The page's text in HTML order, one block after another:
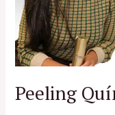
Peeling